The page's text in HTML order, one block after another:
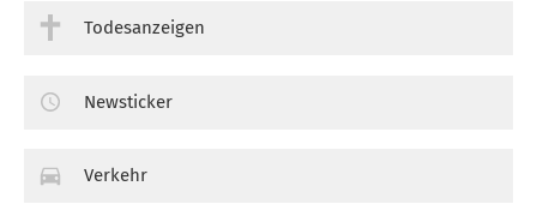
Todesanzeigen
Newsticker
Verkehr